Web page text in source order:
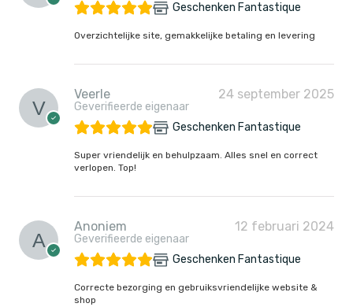
Geschenken Fantastique
Overzichtelijke site, gemakkelijke betaling en levering
Veerle
Geverifieerde eigenaar
24 september 2025
Geschenken Fantastique
Super vriendelijk en behulpzaam. Alles snel en correct
verlopen. Top!
Anoniem
Geverifieerde eigenaar
12 februari 2024
Geschenken Fantastique
Correcte bezorging en gebruiksvriendelijke website &
shop